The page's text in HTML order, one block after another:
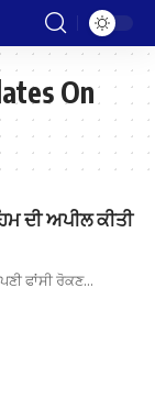
On
ਦੀ ਅਪੀਲ ਕੀਤੀ
ਫਾਂਸੀ ਰੋਕਣ…